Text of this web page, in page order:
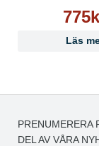
Läs
PRENUMERERA
DEL AV VÅRA